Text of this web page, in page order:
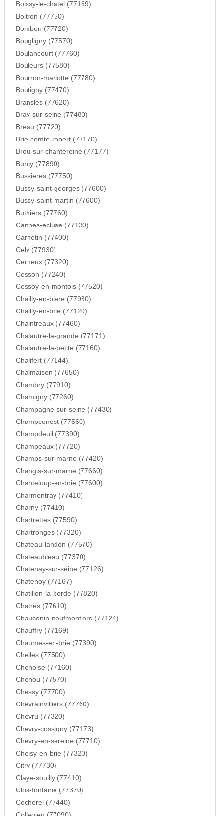
Boissy-le-chatel (77169)
Boitron (77750)
Bombon (77720)
Bougligny (77570)
Boulancourt (77760)
Bouleurs (77580)
Bourron-marlotte (77780)
Boutigny (77470)
Bransles (77620)
Bray-sur-seine (77480)
Breau (77720)
Brie-comte-robert (77170)
Brou-sur-chantereine (77177)
Burcy (77890)
Bussieres (77750)
Bussy-saint-georges (77600)
Bussy-saint-martin (77600)
Buthiers (77760)
Cannes-ecluse (77130)
Carnetin (77400)
Cely (77930)
Cerneux (77320)
Cesson (77240)
Cessoy-en-montois (77520)
Chailly-en-biere (77930)
Chailly-en-brie (77120)
Chaintreaux (77460)
Chalautre-la-grande (77171)
Chalautre-la-petite (77160)
Chalifert (77144)
Chalmaison (77650)
Chambry (77910)
Chamigny (77260)
Champagne-sur-seine (77430)
Champcenest (77560)
Champdeuil (77390)
Champeaux (77720)
Champs-sur-marne (77420)
Changis-sur-marne (77660)
Chanteloup-en-brie (77600)
Charmentray (77410)
Charny (77410)
Chartrettes (77590)
Chartronges (77320)
Chateau-landon (77570)
Chateaubleau (77370)
Chatenay-sur-seine (77126)
Chatenoy (77167)
Chatillon-la-borde (77820)
Chatres (77610)
Chauconin-neufmontiers (77124)
Chauffry (77169)
Chaumes-en-brie (77390)
Chelles (77500)
Chenoise (77160)
Chenou (77570)
Chessy (77700)
Chevrainvilliers (77760)
Chevru (77320)
Chevry-cossigny (77173)
Chevry-en-sereine (77710)
Choisy-en-brie (77320)
Citry (77730)
Claye-souilly (77410)
Clos-fontaine (77370)
Cocherel (77440)